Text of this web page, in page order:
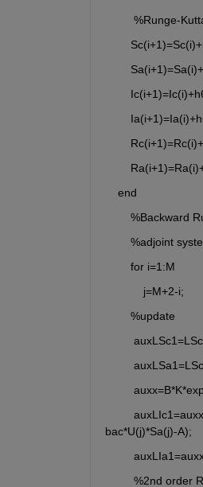
%Runge-
    end
%Backward
%adjoint
        for i=1:M
            j=M+2-i;
        %update
bac*U(j)*Sa(j)-A);
%2nd order